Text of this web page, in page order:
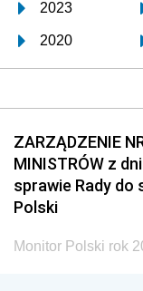
2023
2020
2017
2014
2011
2008
2005
ZARZĄDZENIE
MINISTRÓW z
sprawie Rady
Polski
Monitor Polski rok